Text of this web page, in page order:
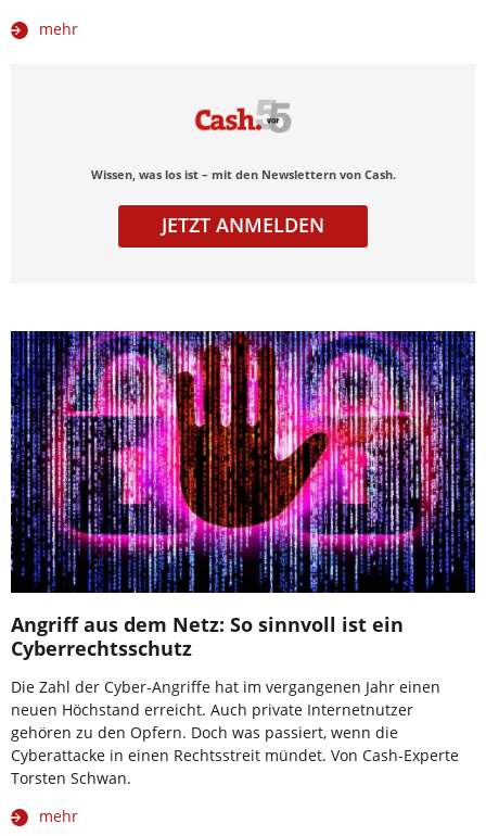
mehr
Wissen, was los ist – mit den Newslettern von Cash.
JETZT ANMELDEN
Angriff aus dem Netz: So sinnvoll ist ein
Cyberrechtsschutz
Die Zahl der Cyber-Angriffe hat im vergangenen Jahr einen
neuen Höchstand erreicht. Auch private Internetnutzer
gehören zu den Opfern. Doch was passiert, wenn die
Cyberattacke in einen Rechtsstreit mündet. Von Cash-Experte
Torsten Schwan.
mehr